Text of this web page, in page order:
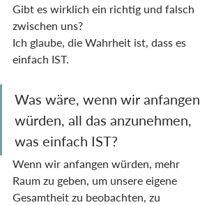
Gibt es wirklich ein richtig und falsch
zwischen uns?
Ich glaube, die Wahrheit ist, dass es
einfach IST.
Was wäre, wenn wir anfangen
würden, all das anzunehmen,
was einfach IST?
Wenn wir anfangen würden, mehr
Raum zu geben, um unsere eigene
Gesamtheit zu beobachten, zu